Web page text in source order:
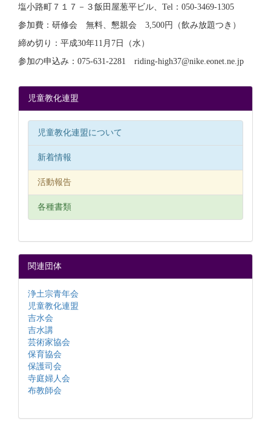
塩小路町７１７－３飯田屋葱平ビル、Tel：050-3469-1305
参加費：研修会 無料、懇親会 3,500円（飲み放題つき）
締め切り：平成30年11月7日（水）
参加の申込み：075-631-2281 riding-high37@nike.eonet.ne.jp
児童教化連盟
児童教化連盟について
新着情報
活動報告
各種書類
関連団体
浄土宗青年会
児童教化連盟
吉水会
吉水講
芸術家協会
保育協会
保護司会
寺庭婦人会
布教師会